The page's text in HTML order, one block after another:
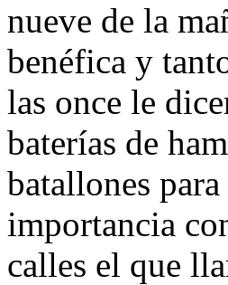
nueve de la
benéfica y
las once le
baterías de
batallones
importancia
calles el que